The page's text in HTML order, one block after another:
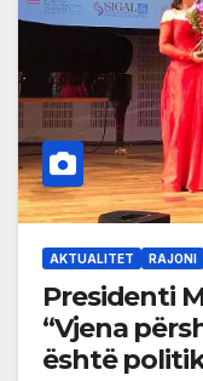
AKTUALITET RAJONI
Presidenti
“Vjena
është